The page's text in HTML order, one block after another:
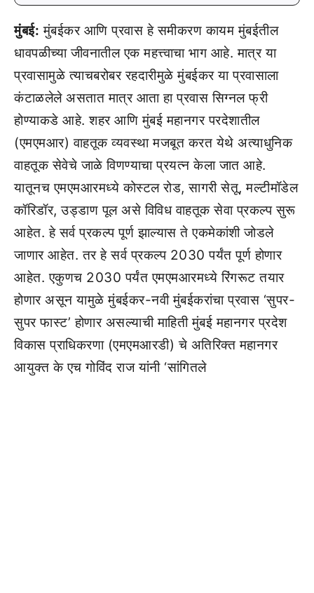
मुंबई: मुंबईकर आणि प्रवास हे समीकरण कायम मुंबईतील
धावपळीच्या जीवनातील एक महत्त्वाचा भाग आहे. मात्र या
प्रवासामुळे त्याचबरोबर रहदारीमुळे मुंबईकर या प्रवासाला
कंटाळलेले असतात मात्र आता हा प्रवास सिग्नल फ्री
होण्याकडे आहे. शहर आणि मुंबई महानगर परदेशातील
(एमएमआर) वाहतूक व्यवस्था मजबूत करत येथे अत्याधुनिक
वाहतूक सेवेचे जाळे विणण्याचा प्रयत्न केला जात आहे.
यातूनच एमएमआरमध्ये कोस्टल रोड, सागरी सेतू, मल्टीमॉडेल
कॉरिडॉर, उड्डाण पूल असे विविध वाहतूक सेवा प्रकल्प सुरू
आहेत. हे सर्व प्रकल्प पूर्ण झाल्यास ते एकमेकांशी जोडले
जाणार आहेत. तर हे सर्व प्रकल्प 2030 पर्यंत पूर्ण होणार
आहेत. एकुणच 2030 पर्यंत एमएमआरमध्ये रिंगरूट तयार
होणार असून यामुळे मुंबईकर-नवी मुंबईकरांचा प्रवास ‘सुपर-
सुपर फास्ट’ होणार असल्याची माहिती मुंबई महानगर प्रदेश
विकास प्राधिकरणा (एमएमआरडी) चे अतिरिक्त महानगर
आयुक्त के एच गोविंद राज यांनी ‘सांगितले